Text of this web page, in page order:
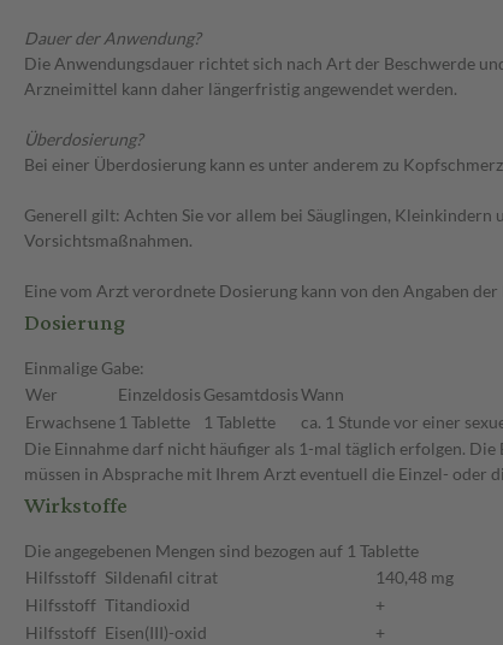
Dauer der Anwendung?
Die Anwendungsdauer richtet sich nach Art der Beschwerde
Arzneimittel kann daher längerfristig angewendet werden.
Überdosierung?
Bei einer Überdosierung kann es unter anderem zu
Generell gilt: Achten Sie vor allem bei Säuglingen,
Vorsichtsmaßnahmen.
Eine vom Arzt verordnete Dosierung kann von den Angaben
Dosierung
Einmalige Gabe:
Wer
Einzeldosis GesamtdosisWann
Erwachsene 1 Tablette 1 Tablette
ca. 1 Stunde vor einer
Die Einnahme darf nicht häufiger als 1-mal täglich erfolgen.
müssen in Absprache mit Ihrem Arzt eventuell die Einzel- oder
Wirkstoffe
Die angegebenen Mengen sind bezogen auf 1 Tablette
Hilfsstoff Sildenafil citrat
140,48 mg
Hilfsstoff Titandioxid
+
Hilfsstoff Eisen(III)-oxid +